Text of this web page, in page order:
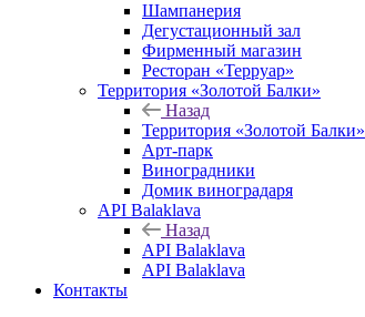
Шампанерия
Дегустационный зал
Фирменный магазин
Ресторан «Терруар»
Территория «Золотой Балки»
Назад
Территория «Золотой Балки»
Арт-парк
Виноградники
Домик виноградаря
API Balaklava
Назад
API Balaklava
API Balaklava
Контакты